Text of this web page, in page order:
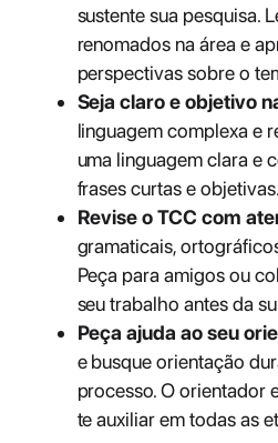
sustente sua pesquisa.
renomados na área e
perspectivas sobre o
Seja claro e objetivo
linguagem complexa e
uma linguagem clara e
frases curtas e objetivas.
Revise o TCC com
gramaticais,
Peça para amigos ou
seu trabalho antes da
Peça ajuda ao seu
e busque orientação
processo. O orientador
te auxiliar em todas as